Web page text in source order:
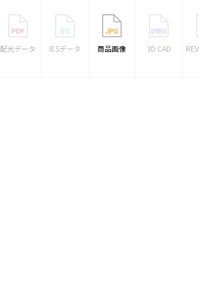
配光データ IESデータ 商品画像 3D CAD